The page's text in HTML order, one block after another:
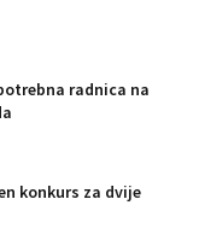
radnica na
konkurs za dvije